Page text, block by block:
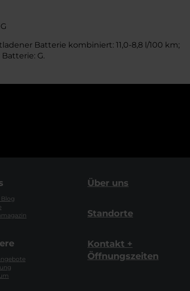
Batterie kombiniert: 11,0-8,8 l/100 km;
G.
Blog
Über uns
Standorte
Kontakt +
Öffnungszeiten